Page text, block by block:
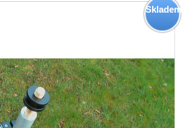
Skladem